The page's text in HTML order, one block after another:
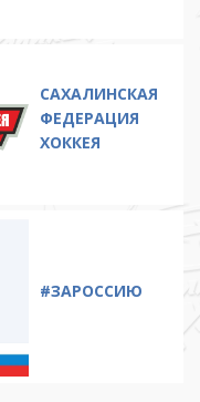
САХАЛИНСКАЯ
ФЕДЕРАЦИЯ
ХОККЕЯ
#ЗAРОССИЮ